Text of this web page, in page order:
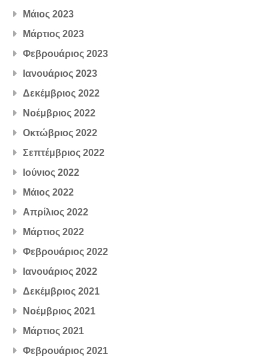
Μάιος 2023
Μάρτιος 2023
Φεβρουάριος 2023
Ιανουάριος 2023
Δεκέμβριος 2022
Νοέμβριος 2022
Οκτώβριος 2022
Σεπτέμβριος 2022
Ιούνιος 2022
Μάιος 2022
Απρίλιος 2022
Μάρτιος 2022
Φεβρουάριος 2022
Ιανουάριος 2022
Δεκέμβριος 2021
Νοέμβριος 2021
Μάρτιος 2021
Φεβρουάριος 2021